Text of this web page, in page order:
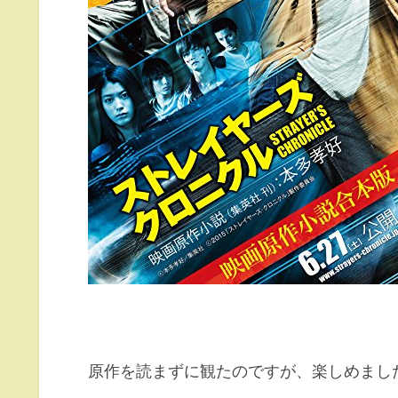
原作を読まずに観たのですが、楽しめまし